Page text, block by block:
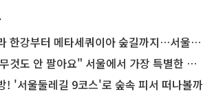
부터 메타세쿼이아 숲길까지…서울둘레길 15코스
안 팔아요" 서울에서 가장 특별한 편의점의 정체
! '서울둘레길 9코스'로 숲속 피서 떠나볼까